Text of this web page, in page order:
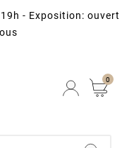
19h - Exposition: ouvert
0